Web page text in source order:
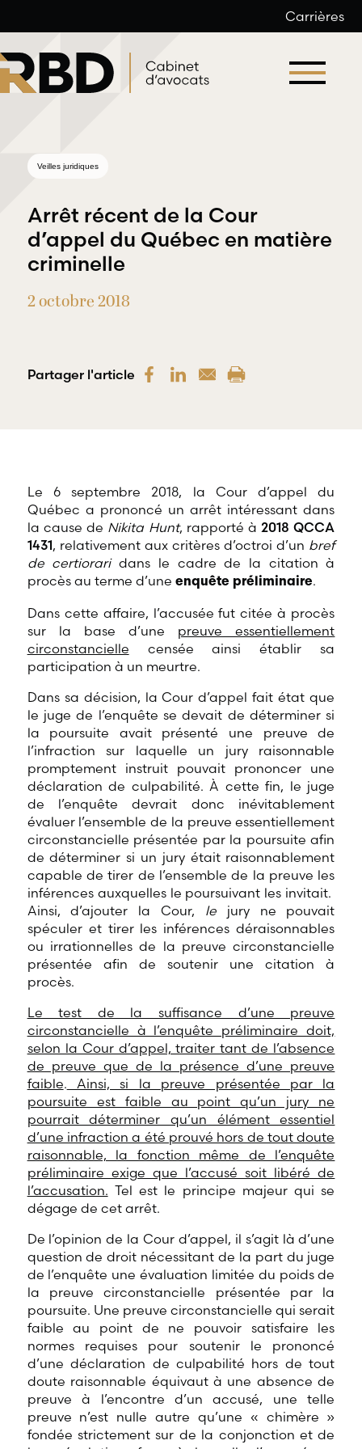
au
contenu
Carrières
travail et
offre une
gamme
reliés au droit
du travail et
de l’emploi.
RBD Avocats offre
divers domaines
d’emploi.
Veilles juridiques
Arrêt récent de la Cour
d’appel du Québec en matière
criminelle
2 octobre 2018
Partager l'article
Le 6 septembre 2018, la Cour d’appel du
Québec a prononcé un arrêt intéressant dans
la cause de Nikita Hunt, rapporté à2018 QCCA
1431, relativement aux critères d’octroi d’un bref
de certioraridans le cadre de la citation à
procès au terme d’une enquête préliminaire.
Dans cette affaire, l’accusée fut citée à procès
sur la base d’une preuve essentiellement
circonstancielle censée ainsi établir sa
participation à un meurtre.
Dans sa décision, la Cour d’appel fait état que
le juge de l’enquête se devait de déterminer si
la poursuite avait présenté une preuve de
l’infraction sur laquelle un jury raisonnable
promptement instruit pouvait prononcer une
déclaration de culpabilité. À cette fin, le juge
de l’enquête devrait donc inévitablement
évaluer l’ensemble de la preuve essentiellement
circonstancielle présentée par la poursuite afin
de déterminer si un jury était raisonnablement
capable de tirer de l’ensemble de la preuve les
inférences auxquelles le poursuivant les invitait.
Ainsi, d’ajouter la Cour, lejury ne pouvait
spéculer et tirer les inférences déraisonnables
ou irrationnelles de la preuve circonstancielle
présentée afin de soutenir une citation à
procès.
Le test de la suffisance d’une preuve
circonstancielle à l’enquête préliminaire doit,
selon la Cour d’appel, traiter tant de l’absence
de preuve que de la présence d’une preuve
faible. Ainsi, si la preuve présentée par la
poursuite est faible au point qu’un jury ne
pourrait déterminer qu’un élément essentiel
d’une infraction a été prouvé hors de tout doute
raisonnable, la fonction même de l’enquête
préliminaire exige que l’accusé soit libéré de
l’accusation. Tel est le principe majeur qui se
dégage de cet arrêt.
De l’opinion de la Cour d’appel, il s’agit là d’une
question de droit nécessitant de la part du juge
de l’enquête une évaluation limitée du poids de
la preuve circonstancielle présentée par la
poursuite. Une preuve circonstancielle qui serait
faible au point de ne pouvoir satisfaire les
normes requises pour soutenir le prononcé
d’une déclaration de culpabilité hors de tout
doute raisonnable équivaut à une absence de
preuve à l’encontre d’un accusé, une telle
preuve n’est nulle autre qu’une « chimère »
fondée strictement sur de la conjonction et de